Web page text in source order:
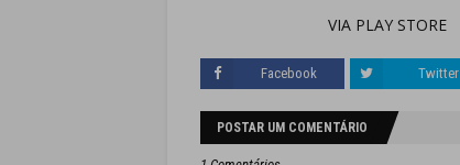
VIA PLAY STORE
Facebook Twitter
POSTAR UM COMENTÁRIO